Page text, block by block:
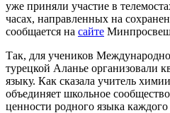
уже приняли участие в
часах, направленных на
сообщается на сайте
Так, для учеников
турецкой Аланье организовали
языку. Как сказала учитель
объединяет школьное
ценности родного языка каждого